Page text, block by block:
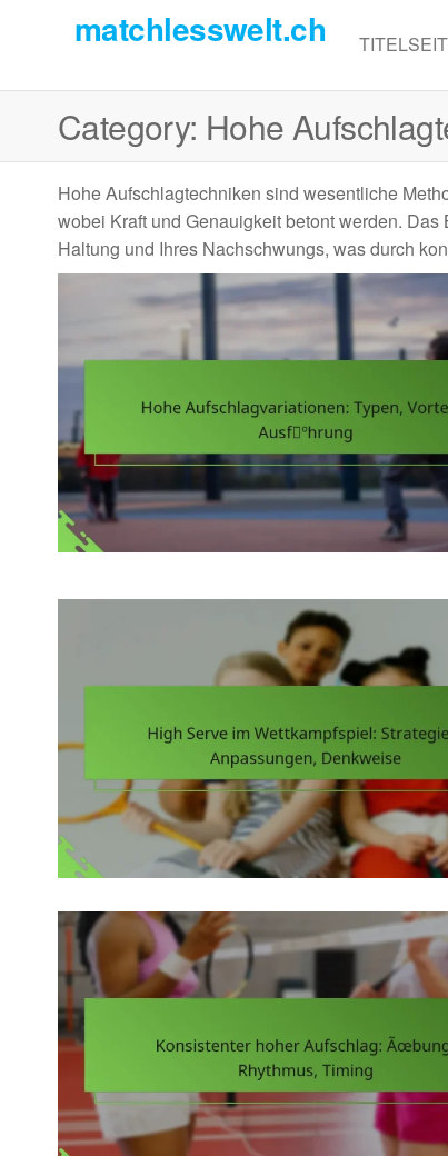
content
matchlesswelt.ch
Category: Hohe
Hohe Aufschlagtechniken sind wesentliche
wobei Kraft und Genauigkeit betont werden.
Haltung und Ihres Nachschwungs, was durch